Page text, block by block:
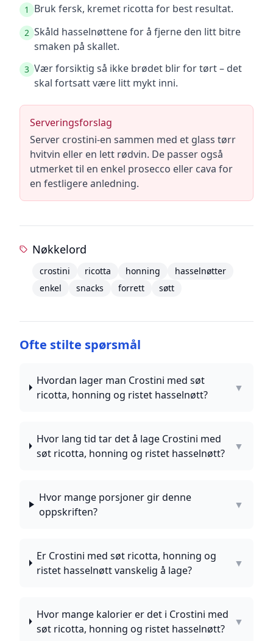
1 Bruk fersk, kremet ricotta for best resultat.
2 Skåld hasselnøttene for å fjerne den litt bitre
smaken på skallet.
3 Vær forsiktig så ikke brødet blir for tørt – det
skal fortsatt være litt mykt inni.
Serveringsforslag
Server crostini-en sammen med et glass tørr
hvitvin eller en lett rødvin. De passer også
utmerket til en enkel prosecco eller cava for
en festligere anledning.
Nøkkelord
crostini ricotta honning
hasselnøtter
enkel
snacks forrett søtt
Ofte stilte spørsmål
Hvordan lager man Crostini med søt
ricotta, honning og ristet hasselnøtt?
▼
Hvor lang tid tar det å lage Crostini med
søt ricotta, honning og ristet hasselnøtt?
▼
Hvor mange porsjoner gir denne
oppskriften?
▼
Er Crostini med søt ricotta, honning og
ristet hasselnøtt vanskelig å lage?
▼
Hvor mange kalorier er det i Crostini med
søt ricotta, honning og ristet hasselnøtt?
▼